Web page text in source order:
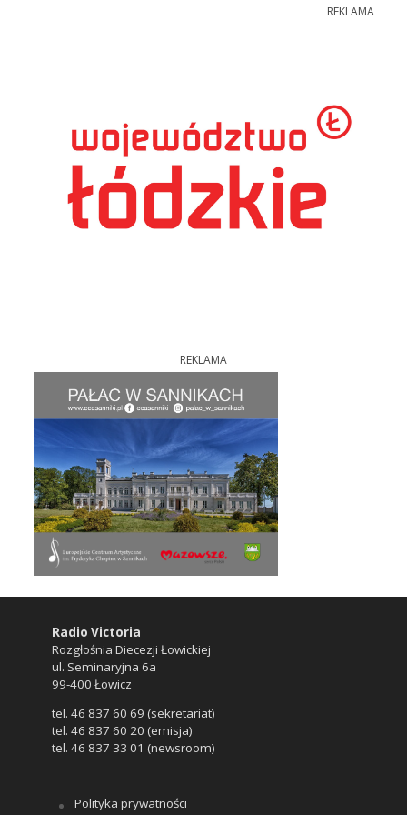
REKLAMA
REKLAMA
Radio Victoria
Rozgłośnia Diecezji Łowickiej
ul. Seminaryjna 6a
99-400 Łowicz
tel. 46 837 60 69 (sekretariat)
tel. 46 837 60 20 (emisja)
tel. 46 837 33 01 (newsroom)
Polityka prywatności